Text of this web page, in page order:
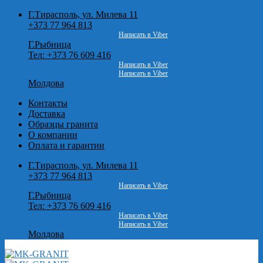
Skip
Г.Тирасполь, ул. Милева 11
+373 77 964 813
Написать в Viber
Г.Рыбница
Тел: +373 76 609 416
Написать в Viber
Написать в Viber
Молдова
Контакты
Доставка
Образцы гранита
О компании
Оплата и гарантии
Г.Тирасполь, ул. Милева 11
+373 77 964 813
Написать в Viber
Г.Рыбница
Тел: +373 76 609 416
Написать в Viber
Написать в Viber
Молдова